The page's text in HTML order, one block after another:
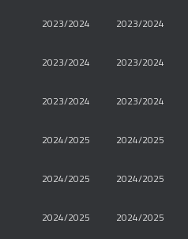
2023/2024 2023/2024
2023/2024 2023/2024
2023/2024 2023/2024
2024/2025 2024/2025
2024/2025 2024/2025
2024/2025 2024/2025